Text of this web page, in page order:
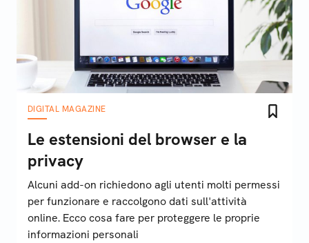
DIGITAL MAGAZINE
Le estensioni del browser e la
privacy
Alcuni add-on richiedono agli utenti molti permessi
per funzionare e raccolgono dati sull'attività
online. Ecco cosa fare per proteggere le proprie
informazioni personali